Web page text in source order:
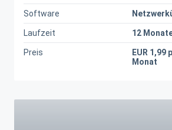
Software
Laufzeit 12
Preis
EUR 1,99
Monat